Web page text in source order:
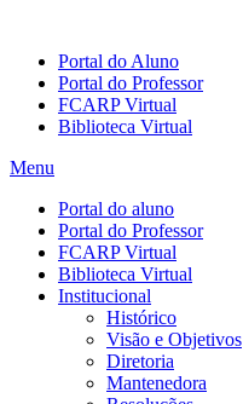
Portal do Aluno
Portal do Professor
FCARP Virtual
Biblioteca Virtual
Menu
Portal do aluno
Portal do Professor
FCARP Virtual
Biblioteca Virtual
Institucional
Histórico
Visão e Objetivos
Diretoria
Mantenedora